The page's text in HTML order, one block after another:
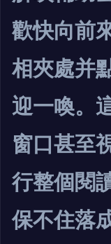
歡快向前
相夾處并
迎一喚。
窗口甚至
行整個閱
保不住落